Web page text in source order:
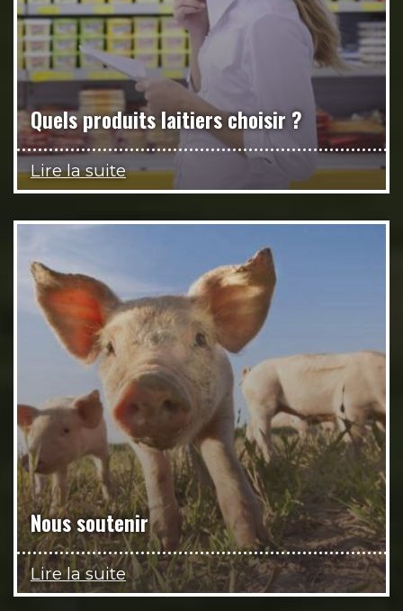
Quels produits laitiers choisir ?
Lire la suite
Nous soutenir
Lire la suite